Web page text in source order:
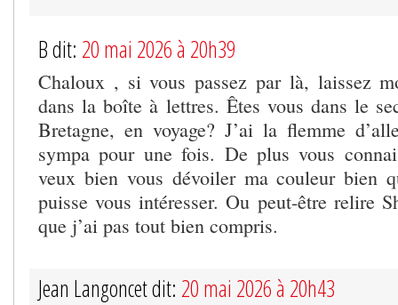
B dit: 20 mai 2026 à 20h39
Chaloux , si vous passez par là, laissez
dans la boîte à lettres. Êtes vous dans le
Bretagne, en voyage? J’ai la flemme
sympa pour une fois. De plus vous
veux bien vous dévoiler ma couleur bien
puisse vous intéresser. Ou peut-être relire
que j’ai pas tout bien compris.
Jean Langoncet dit: 20 mai 2026 à 20h43